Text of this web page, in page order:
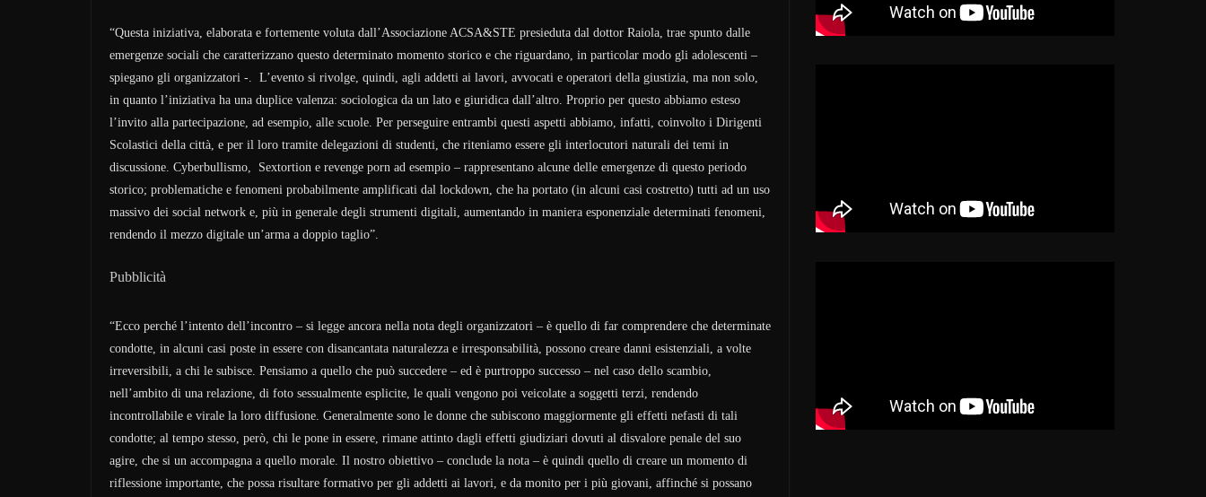
“Questa iniziativa, elaborata e fortemente voluta dall’Associazione ACSA&STE presieduta dal dottor Raiola, trae spunto dalle
emergenze sociali che caratterizzano questo determinato momento storico e che riguardano, in particolar modo gli adolescenti –
spiegano gli organizzatori -. L’evento si rivolge, quindi, agli addetti ai lavori, avvocati e operatori della giustizia, ma non solo,
in quanto l’iniziativa ha una duplice valenza: sociologica da un lato e giuridica dall’altro. Proprio per questo abbiamo esteso
l’invito alla partecipazione, ad esempio, alle scuole. Per perseguire entrambi questi aspetti abbiamo, infatti, coinvolto i Dirigenti
Scolastici della città, e per il loro tramite delegazioni di studenti, che riteniamo essere gli interlocutori naturali dei temi in
discussione. Cyberbullismo, Sextortion e revenge porn ad esempio – rappresentano alcune delle emergenze di questo periodo
storico; problematiche e fenomeni probabilmente amplificati dal lockdown, che ha portato (in alcuni casi costretto) tutti ad un uso
massivo dei social network e, più in generale degli strumenti digitali, aumentando in maniera esponenziale determinati fenomeni,
rendendo il mezzo digitale un’arma a doppio taglio”.
Pubblicità
“Ecco perché l’intento dell’incontro – si legge ancora nella nota degli organizzatori – è quello di far comprendere che determinate
condotte, in alcuni casi poste in essere con disancantata naturalezza e irresponsabilità, possono creare danni esistenziali, a volte
irreversibili, a chi le subisce. Pensiamo a quello che può succedere – ed è purtroppo successo – nel caso dello scambio,
nell’ambito di una relazione, di foto sessualmente esplicite, le quali vengono poi veicolate a soggetti terzi, rendendo
incontrollabile e virale la loro diffusione. Generalmente sono le donne che subiscono maggiormente gli effetti nefasti di tali
condotte; al tempo stesso, però, chi le pone in essere, rimane attinto dagli effetti giudiziari dovuti al disvalore penale del suo
agire, che si un accompagna a quello morale. Il nostro obiettivo – conclude la nota – è quindi quello di creare un momento di
riflessione importante, che possa risultare formativo per gli addetti ai lavori, e da monito per i più giovani, affinché si possano